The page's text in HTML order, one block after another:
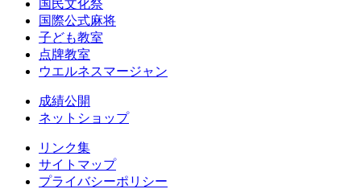
国民文化祭
国際公式麻将
子ども教室
点牌教室
ウエルネスマージャン
成績公開
ネットショップ
リンク集
サイトマップ
プライバシーポリシー